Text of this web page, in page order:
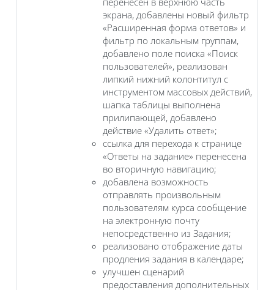
экрана, добавлены новый фильтр
«Расширенная форма ответов» и
фильтр по локальным группам,
добавлено поле поиска «Поиск
пользователей», реализован
липкий нижний колонтитул с
инструментом массовых действий,
шапка таблицы выполнена
прилипающей, добавлено
действие «Удалить ответ»;
ссылка для перехода к странице
«Ответы на задание» перенесена
во вторичную навигацию;
добавлена возможность
отправлять произвольным
пользователям курса сообщение
на электронную почту
непосредственно из Задания;
реализовано отображение даты
продления задания в календаре;
улучшен сценарий
предоставления дополнительных